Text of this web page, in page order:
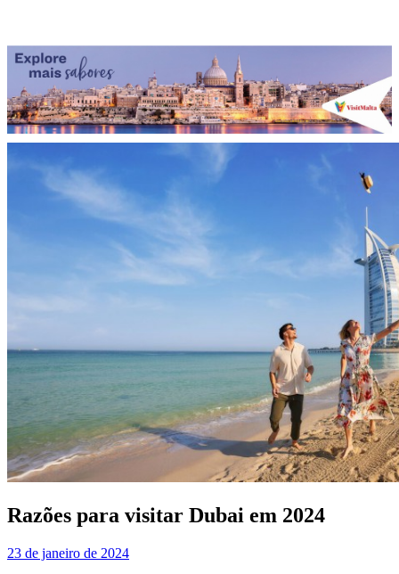
Razões para visitar Dubai em 2024
23 de janeiro de 2024